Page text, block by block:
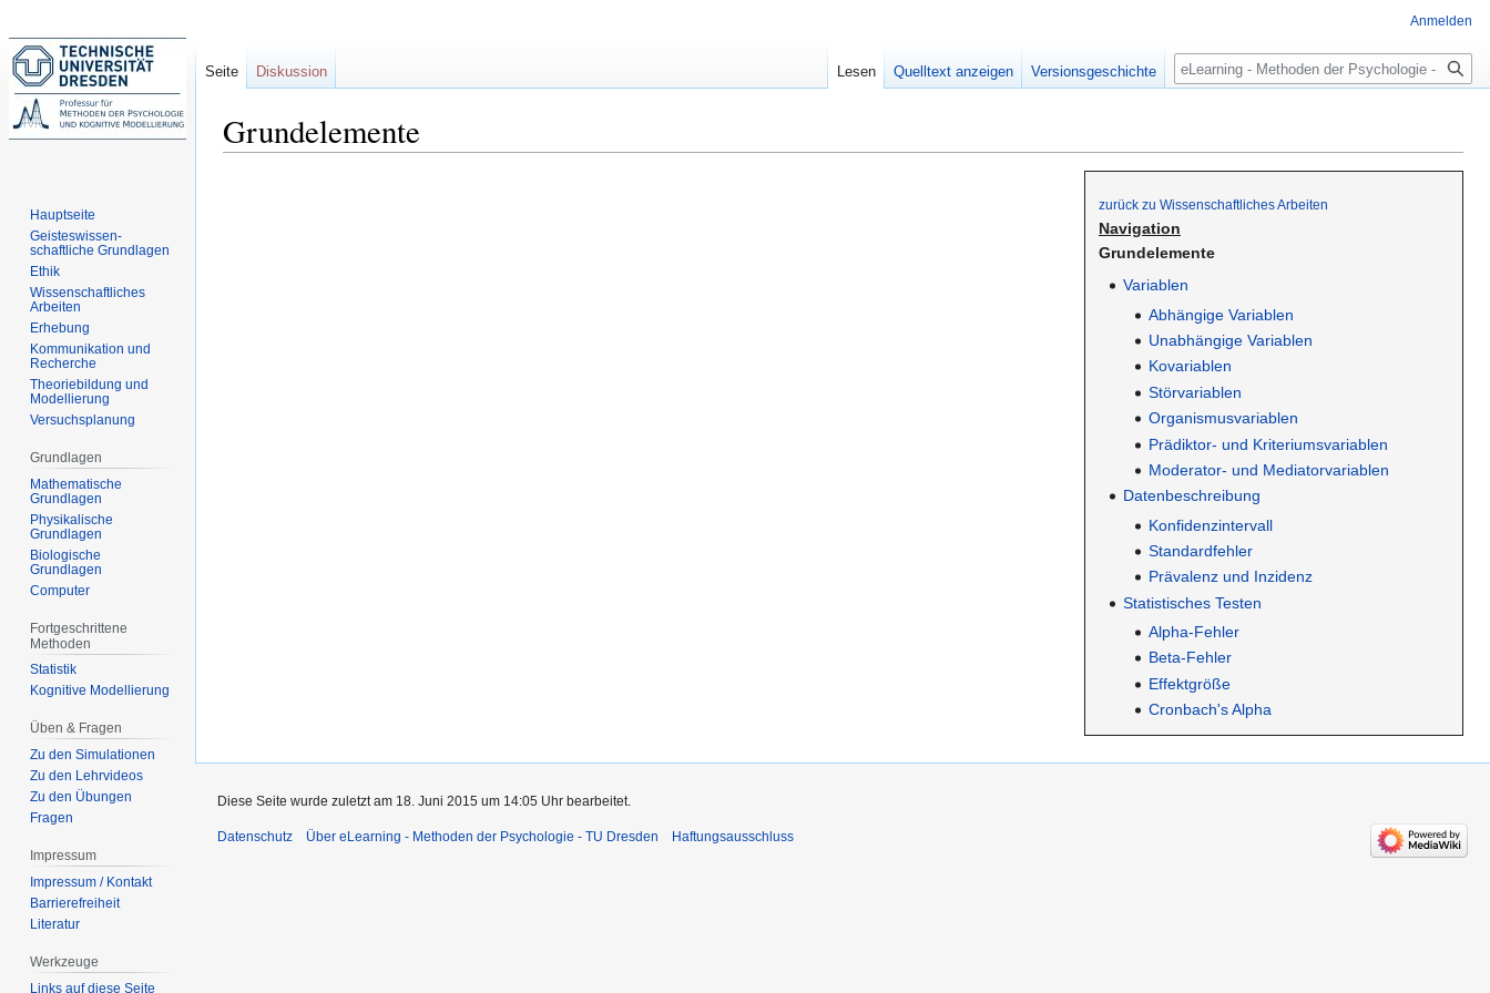
Grundelemente
zurück zu Wissenschaftliches Arbeiten
Navigation
Grundelemente
Variablen
Abhängige Variablen
Unabhängige Variablen
Kovariablen
Störvariablen
Organismusvariablen
Prädiktor- und Kriteriumsvariablen
Moderator- und Mediatorvariablen
Datenbeschreibung
Konfidenzintervall
Standardfehler
Prävalenz und Inzidenz
Statistisches Testen
Alpha-Fehler
Beta-Fehler
Effektgröße
Cronbach's Alpha
Anmelden
Seite Diskussion Lesen Quelltext anzeigen Versionsgeschichte Suche
Hauptseite
Geisteswissen-
schaftliche Grundlagen
Ethik
Wissenschaftliches
Arbeiten
Erhebung
Kommunikation und
Recherche
Theoriebildung und
Modellierung
Versuchsplanung
Grundlagen
Mathematische
Grundlagen
Physikalische
Grundlagen
Biologische
Grundlagen
Computer
Fortgeschrittene
Methoden
Statistik
Kognitive Modellierung
Üben & Fragen
Zu den Simulationen
Zu den Lehrvideos
Zu den Übungen
Fragen
Impressum
Impressum / Kontakt
Barrierefreiheit
Literatur
Werkzeuge
Links auf diese Seite
Diese Seite wurde zuletzt am 18. Juni 2015 um 14:05 Uhr bearbeitet.
Datenschutz Über eLearning - Methoden der Psychologie - TU Dresden Haftungsausschluss